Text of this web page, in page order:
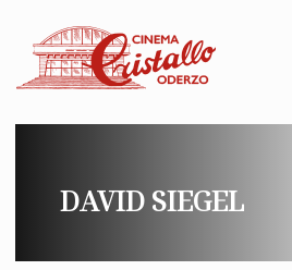
DAVID SIEGEL